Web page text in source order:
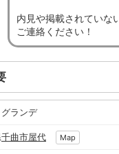
内見や掲載されていな
ご連絡ください！
グランデ
千曲市屋代 Map